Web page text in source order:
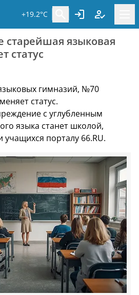
+19.2°C
старейшая языковая
статус
гимназий, №70
статус.
с углубленным
языка станет школой,
учащихся порталу 66.RU.